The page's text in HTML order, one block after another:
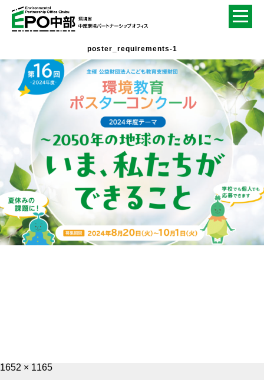
poster_requirements-1
フ
1652 × 1165